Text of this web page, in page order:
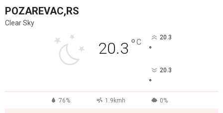
POZAREVAC,RS
Clear Sky
20.3 °C 20.3
°
20.3
°
76% 1.9kmh 0%